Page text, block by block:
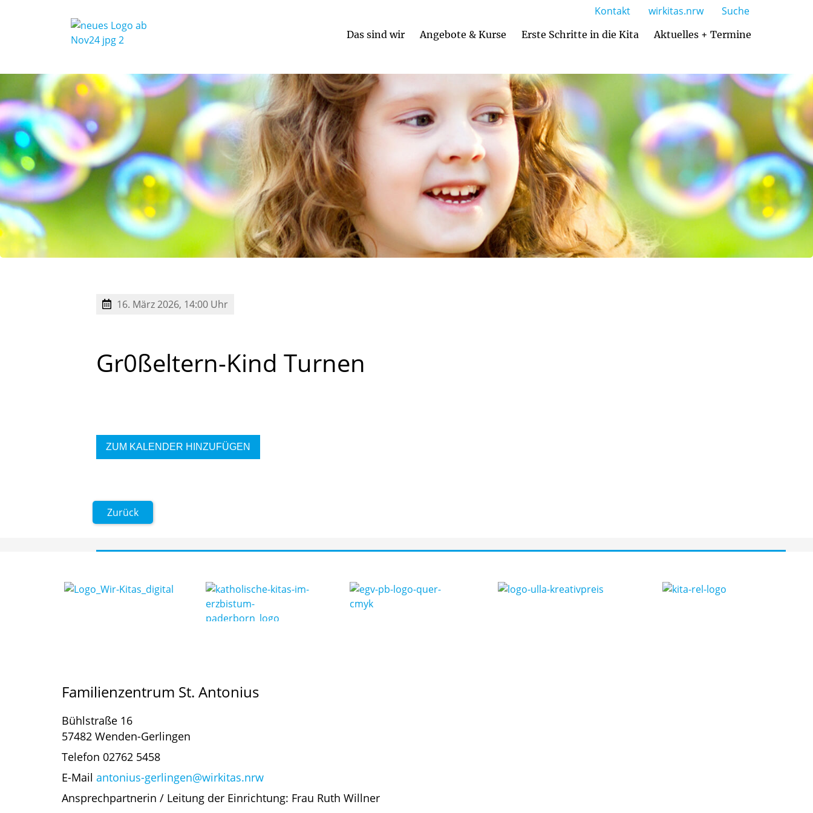
Das sind wir Angebote & Kurse Erste Schritte in die Kita Aktuelles + Termine
Kontakt wirkitas.nrw Suche
16. März 2026, 14:00 Uhr
Gr0ßeltern-Kind Turnen
ZUM KALENDER HINZUFÜGEN
Zurück
Familienzentrum St. Antonius
Bühlstraße 16
57482 Wenden-Gerlingen
Telefon 02762 5458
E-Mail antonius-gerlingen@wirkitas.nrw
Ansprechpartnerin / Leitung der Einrichtung: Frau Ruth Willner